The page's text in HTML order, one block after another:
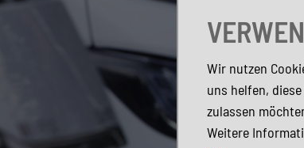
Wir nutzen
uns helfen,
zulassen
Weitere